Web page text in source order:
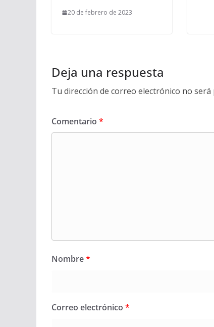
20 de febrero de 2023
Deja una respuesta
Tu dirección de correo electrónico no será
Comentario *
Nombre*
Correo electrónico *